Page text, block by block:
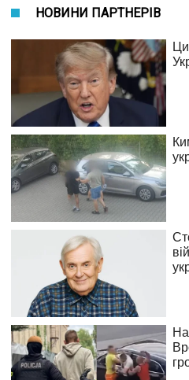
НОВИНИ ПАРТНЕРІВ